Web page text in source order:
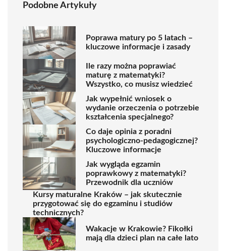
Podobne Artykuły
Poprawa matury po 5 latach –
kluczowe informacje i zasady
Ile razy można poprawiać
maturę z matematyki?
Wszystko, co musisz wiedzieć
Jak wypełnić wniosek o
wydanie orzeczenia o potrzebie
kształcenia specjalnego?
Co daje opinia z poradni
psychologiczno-pedagogicznej?
Kluczowe informacje
Jak wygląda egzamin
poprawkowy z matematyki?
Przewodnik dla uczniów
Kursy maturalne Kraków – jak skutecznie
przygotować się do egzaminu i studiów
technicznych?
Wakacje w Krakowie? Fikołki
mają dla dzieci plan na całe lato